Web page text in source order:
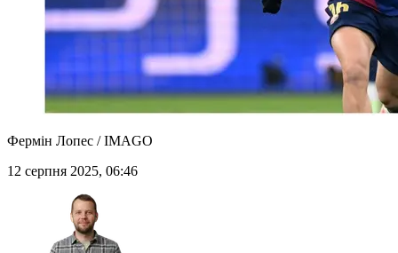
Фермін Лопес / IMAGO
12 серпня 2025, 06:46